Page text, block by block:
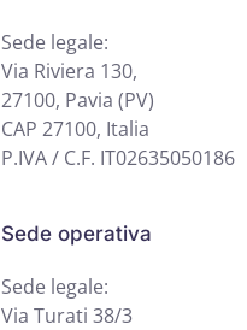
Sede legale:
Via Riviera 130,
27100, Pavia (PV)
CAP 27100, Italia
P.IVA / C.F. IT02635050186
Sede operativa
Sede legale:
Via Turati 38/3